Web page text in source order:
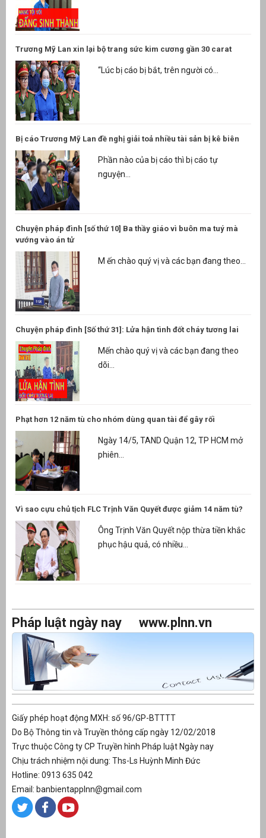
Trương Mỹ Lan xin lại bộ trang sức kim cương gần 30 carat
“Lúc bị cáo bị bắt, trên người có...
Bị cáo Trương Mỹ Lan đề nghị giải toả nhiều tài sản bị kê biên
Phần nào của bị cáo thì bị cáo tự
nguyện...
Chuyện pháp đình [số thứ 10] Ba thầy giáo vì buôn ma tuý mà
vướng vào án tử
M ến chào quý vị và các bạn đang theo...
Chuyện pháp đình [Số thứ 31]: Lửa hận tình đốt cháy tương lai
Mến chào quý vị và các bạn đang theo
dõi...
Phạt hơn 12 năm tù cho nhóm dùng quan tài để gây rối
Ngày 14/5, TAND Quận 12, TP HCM mở
phiên...
Vì sao cựu chủ tịch FLC Trịnh Văn Quyết được giảm 14 năm tù?
Ông Trịnh Văn Quyết nộp thừa tiền khắc
phục hậu quả, có nhiều...
Pháp luật ngày nay www.plnn.vn
Giấy phép hoạt động MXH: số 96/GP-BTTTT
Do Bộ Thông tin và Truyền thông cấp ngày 12/02/2018
Trực thuộc Công ty CP Truyền hình Pháp luật Ngày nay
Chịu trách nhiệm nội dung: Ths-Ls Huỳnh Minh Đức
Hotline: 0913 635 042
Email: banbientapplnn@gmail.com